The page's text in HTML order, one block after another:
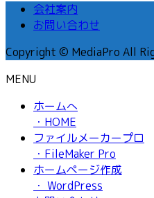
会社案内
お問い合わせ
Copyright © MediaPro All
MENU
ホームへ
・HOME
ファイルメーカープロ
・FileMaker Pro
ホームページ作成
・ WordPress